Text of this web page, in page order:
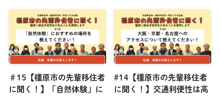
＃15【橿原市の先輩移住者
に聞く！】「自然体験」に
#14【橿原市の先輩移住者
に聞く！】交通利便性は高